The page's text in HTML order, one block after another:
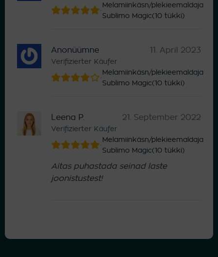
Melamiinkäsn/plekieemaldaja
Sublimo Magic(10 tükki)
Anonüümne
Verifizierter Käufer
11. April 2023
Melamiinkäsn/plekieemaldaja
Sublimo Magic(10 tükki)
Leena P.
Verifizierter Käufer
21. September 2022
Melamiinkäsn/plekieemaldaja
Sublimo Magic(10 tükki)
Aitas puhastada seinad laste
joonistustest!